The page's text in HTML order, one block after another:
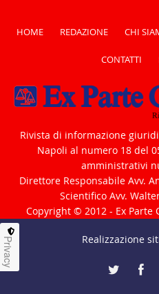
HOME REDAZIONE CHI
CONTATTI
Rivista di informazione
Napoli al numero 18 del
amministrativi
Direttore Responsabile Avv.
Scientifico Avv.
Copyright © 2012 - Ex Parte
Realizzazione
Privacy